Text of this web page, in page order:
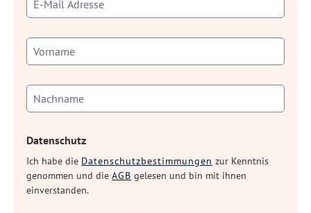
Datenschutz
Ich habe die Datenschutzbestimmungen zur Kenntnis
genommen und die AGB gelesen und bin mit ihnen
einverstanden.